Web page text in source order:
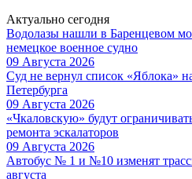
Актуально сегодня
Водолазы нашли в Баренцевом
немецкое военное судно
09 Августа 2026
Суд не вернул список «Яблока»
Петербурга
09 Августа 2026
«Чкаловскую» будут
ремонта эскалаторов
09 Августа 2026
Автобус № 1 и №10 изменят
августа